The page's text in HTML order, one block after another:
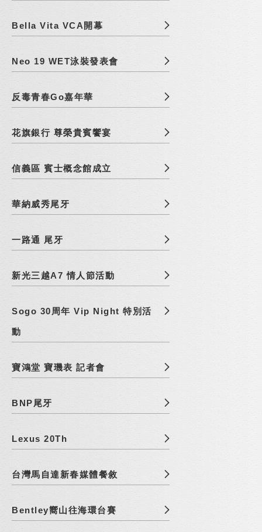
Bella Vita VCA開幕
Neo 19 WET泳裝發表會
反毒青春Go嘉年華
花旗銀行 尊榮貴賓饗宴
信義區 賓士概念館成立
華納威秀尾牙
一路通 尾牙
新光三越A7 情人節活動
Sogo 30周年 Vip Night 特別活
動
寶鴻堂 寶璣表 記者會
BNP尾牙
Lexus 20Th
台灣馬自達新春媒體餐敘
Bentley嚮山往海環台賽